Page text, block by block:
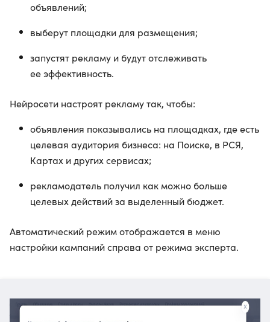
объявлений;
выберут площадки для размещения;
запустят рекламу и будут отслеживать
ее эффективность.
Нейросети настроят рекламу так, чтобы:
объявления показывались на площадках, где есть
целевая аудитория бизнеса: на Поиске, в РСЯ,
Картах и других сервисах;
рекламодатель получил как можно больше
целевых действий за выделенный бюджет.
Автоматический режим отображается в меню
настройки кампаний справа от режима эксперта.